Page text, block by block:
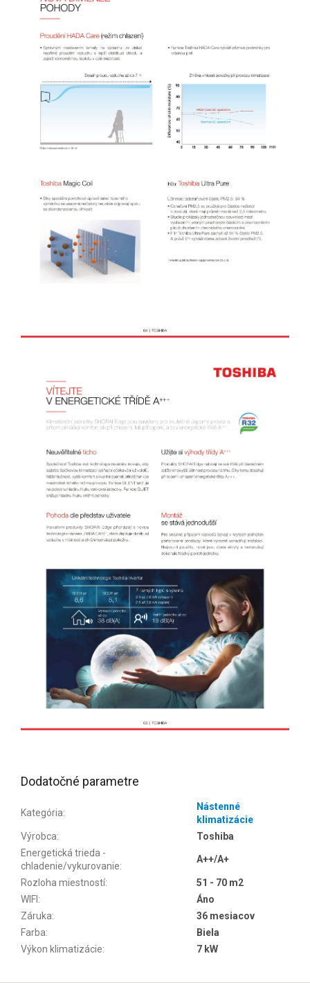
Dodatočné parametre
Kategória:
Nástenné
klimatizácie
Výrobca:
Toshiba
Energetická trieda -
chladenie/vykurovanie:
A++/A+
Rozloha miestností:
51 - 70 m2
WIFI :
Áno
Záruka:
36 mesiacov
Farba:
Biela
Výkon klimatizácie: 7 kW